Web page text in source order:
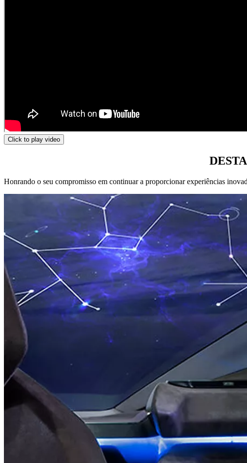
Click to play video
Honrando o seu compromisso em continuar a proporcionar experiências